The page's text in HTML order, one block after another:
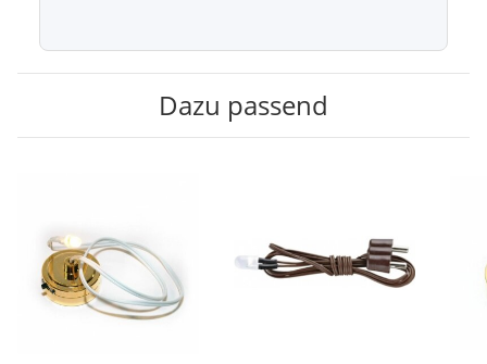
Dazu passend